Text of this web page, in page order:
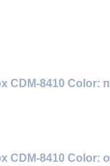
8410 Color:
8410 Color: